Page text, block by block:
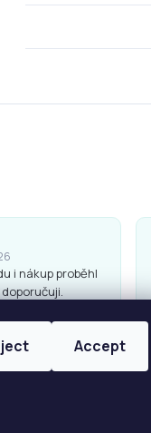
Accept
i nákup proběhl